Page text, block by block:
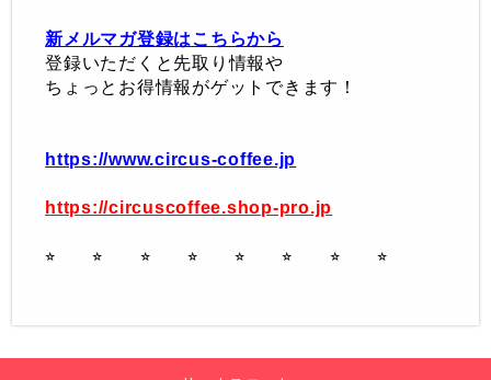
新メルマガ登録はこちらから
登録いただくと先取り情報や
ちょっとお得情報がゲットできます！
https://www.circus-coffee.jp
https://circuscoffee.shop-pro.jp
⭐︎ ⭐︎ ⭐︎ ⭐︎ ⭐︎ ⭐︎ ⭐︎ ⭐︎